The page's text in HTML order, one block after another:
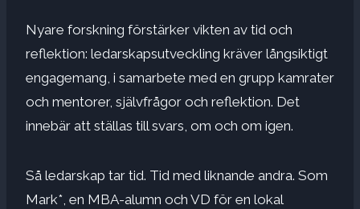
Nyare forskning förstärker vikten av tid och
reflektion: ledarskapsutveckling kräver långsiktigt
engagemang, i samarbete med en grupp kamrater
och mentorer, självfrågor och reflektion. Det
innebär att ställas till svars, om och om igen.
Så ledarskap tar tid. Tid med liknande andra. Som
Mark*, en MBA-alumn och VD för en lokal